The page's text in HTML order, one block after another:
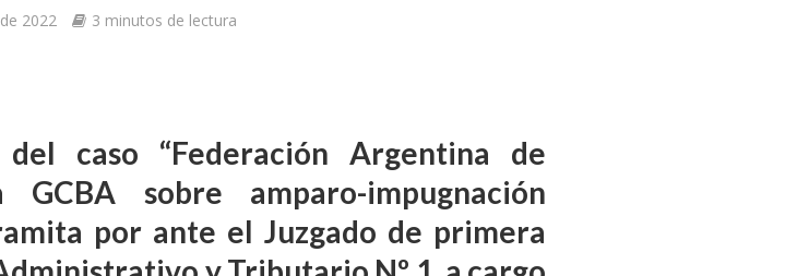
2022 3 minutos de lectura
caso “Federación Argentina de
sobre amparo-impugnación
por ante el Juzgado de primera